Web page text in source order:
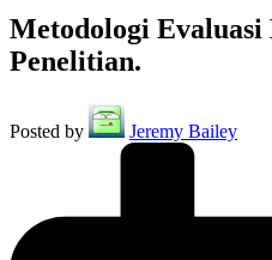
Metodologi Evaluasi
Penelitian.
Posted by Jeremy Bailey